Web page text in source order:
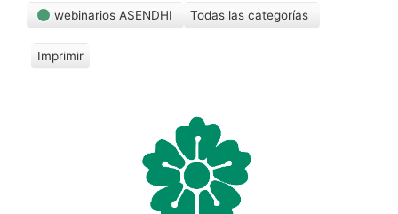
webinarios ASENDHI Todas las categorías
Imprimir
V